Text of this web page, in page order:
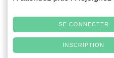
SE CONNECTER
INSCRIPTION